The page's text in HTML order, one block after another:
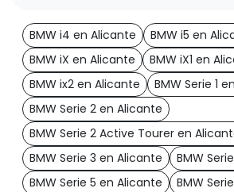
BMW i4 en Alicante
BMW i5 en
BMW iX en Alicante
BMW iX1 en
BMW ix2 en Alicante
BMW Serie 1
BMW Serie 2 en Alicante
BMW Serie 2 Active Tourer en
BMW Serie 3 en Alicante
BMW
BMW Serie 5 en Alicante
BMW